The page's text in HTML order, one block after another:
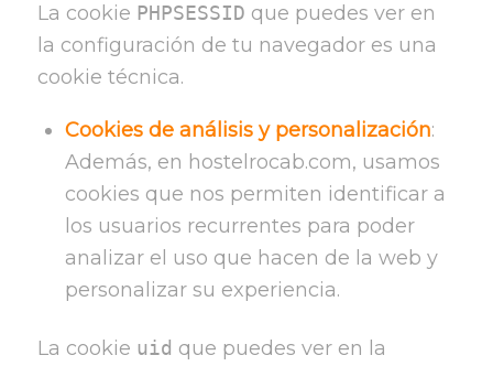
La cookie PHPSESSID que puedes ver en
la configuración de tu navegador es una
cookie técnica.
Cookies de análisis y personalización:
Además, en hostelrocab.com, usamos
cookies que nos permiten identificar a
los usuarios recurrentes para poder
analizar el uso que hacen de la web y
personalizar su experiencia.
La cookie uid que puedes ver en la